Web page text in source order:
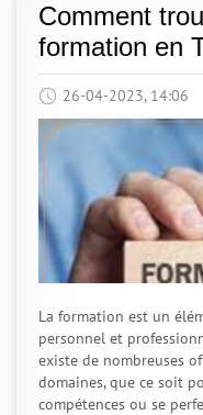
Comment
formation en
26-04-2023, 14:06
La formation est un
personnel et
existe de nombreuses
domaines, que ce soit
compétences ou se